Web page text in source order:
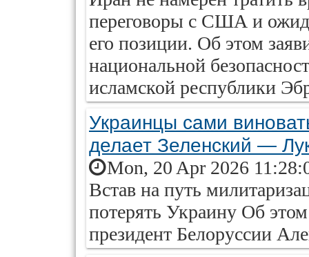
переговоры с США и
его позиции. Об этом
национальной
исламской республики
Украинцы сами
делает Зеленский —
Mon, 20 Apr 2026
Встав на путь
потерять Украину Об
президент Белоруссии